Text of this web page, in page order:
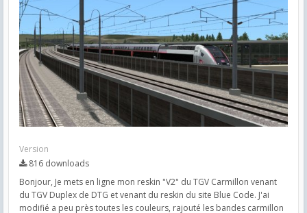
Version
816 downloads
Bonjour, Je mets en ligne mon reskin "V2" du TGV Carmillon venant
du TGV Duplex de DTG et venant du reskin du site Blue Code. J'ai
modifié a peu près toutes les couleurs, rajouté les bandes carmillon